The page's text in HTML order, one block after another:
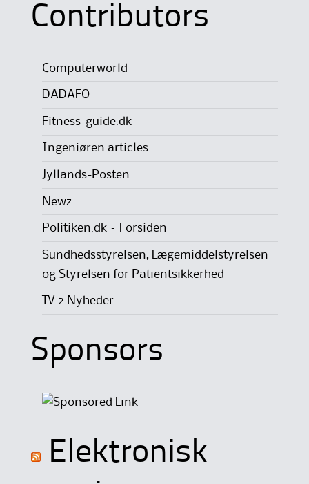
Contributors
Computerworld
DADAFO
Fitness-guide.dk
Ingeniøren articles
Jyllands-Posten
Newz
Politiken.dk – Forsiden
Sundhedsstyrelsen, Lægemiddelstyrelsen
og Styrelsen for Patientsikkerhed
TV 2 Nyheder
Sponsors
Elektronisk